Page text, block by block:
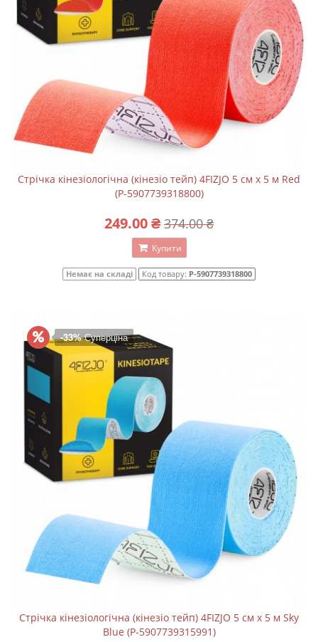
Стрічка кінезіологічна (кінезіо тейп) 4FIZJO 5 см x 5 м Red
(P-5907739318800)
249.00 ₴ 374.00 ₴
Купити
Немає на складі Код товару: P-5907739318800
-33%Суперціна
Стрічка кінезіологічна (кінезіо тейп) 4FIZJO 5 см x 5 м Sky
Blue (P-5907739315991)